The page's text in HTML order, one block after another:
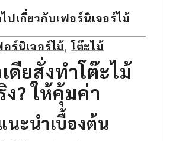
ปเกี่ยวกับเฟอร์นิเจอร์ไม้
ร์นิเจอร์ไม้,โต๊ะไม้
ดียสั่งทำโต๊ะไม้
ง? ให้คุ้มค่า
นะนำเบื้องต้น